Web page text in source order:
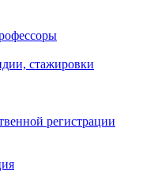
стажировки
регистрации